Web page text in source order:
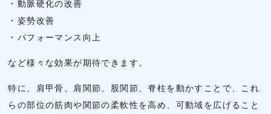
・動脈硬化の改善
・姿勢改善
・パフォーマンス向上
など様々な効果が期待できます。
特に、肩甲骨、肩関節、股関節、脊柱を動かすことで、これ
らの部位の筋肉や関節の柔軟性を高め、可動域を広げること